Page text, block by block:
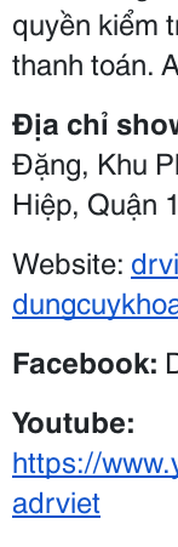
quyền kiểm
thanh toán.
Địa chỉ
Đặng, Khu
Hiệp, Quận
Website:
Facebook:
Youtube:
https://
adrviet